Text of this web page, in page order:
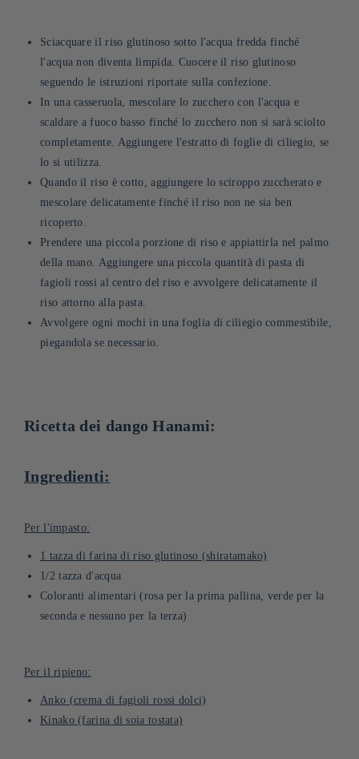
Sciacquare il riso glutinoso sotto l'acqua fredda finché
l'acqua non diventa limpida. Cuocere il riso glutinoso
seguendo le istruzioni riportate sulla confezione.
In una casseruola, mescolare lo zucchero con l'acqua e
scaldare a fuoco basso finché lo zucchero non si sarà sciolto
completamente. Aggiungere l'estratto di foglie di ciliegio, se
lo si utilizza.
Quando il riso è cotto, aggiungere lo sciroppo zuccherato e
mescolare delicatamente finché il riso non ne sia ben
ricoperto.
Prendere una piccola porzione di riso e appiattirla nel palmo
della mano. Aggiungere una piccola quantità di pasta di
fagioli rossi al centro del riso e avvolgere delicatamente il
riso attorno alla pasta.
Avvolgere ogni mochi in una foglia di ciliegio commestibile,
piegandola se necessario.
Ricetta dei dango Hanami:
Ingredienti:
Per l'impasto:
1 tazza di farina di riso glutinoso (shiratamako)
1/2 tazza d'acqua
Coloranti alimentari (rosa per la prima pallina, verde per la
seconda e nessuno per la terza)
Per il ripieno:
Anko (crema di fagioli rossi dolci)
Kinako (farina di soia tostata)